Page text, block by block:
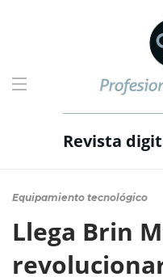
Revista
Equipamiento tecnológico
Llega Brin